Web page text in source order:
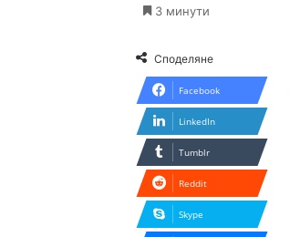
3 минути
Споделяне
Facebook
LinkedIn
Tumblr
Reddit
Skype